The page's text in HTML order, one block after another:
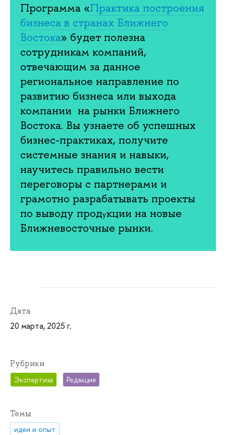
Программа «Практика построения
бизнеса в странах Ближнего
Востока» будет полезна
сотрудникам компаний,
отвечающим за данное
региональное направление по
развитию бизнеса или выхода
компании на рынки Ближнего
Востока. Вы узнаете об успешных
бизнес-практиках, получите
системные знания и навыки,
научитесь правильно вести
переговоры с партнерами и
грамотно разрабатывать проекты
по выводу продукции на новые
Ближневосточные рынки.
Дата
20 марта, 2025 г.
Рубрики
Экспертиза Редакция
Темы
идеи и опыт